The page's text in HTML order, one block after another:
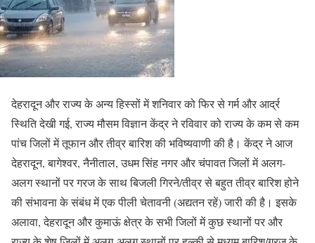
देहरादून और राज्य के अन्य हिस्सों में शनिवार को फिर से गर्म और आर्द्र
स्थिति देखी गई, राज्य मौसम विज्ञान केंद्र ने रविवार को राज्य के कम से कम
पांच जिलों में तूफान और तीव्र बारिश की भविष्यवाणी की है। केंद्र ने आज
देहरादून, बागेश्वर, नैनीताल, उधम सिंह नगर और चंपावत जिलों में अलग-
अलग स्थानों पर गरज के साथ बिजली गिरने/तीव्र से बहुत तीव्र बारिश होने
की संभावना के संबंध में एक पीली चेतावनी (अद्यतन रहें) जारी की है। इसके
अलावा, देहरादून और कुमाऊं क्षेत्र के सभी जिलों में कुछ स्थानों पर और